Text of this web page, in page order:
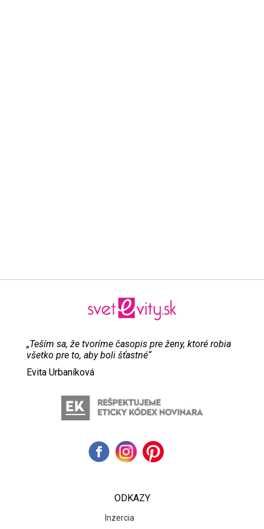
„Teším sa, že tvoríme časopis pre ženy, ktoré robia
všetko pre to, aby boli šťastné“
Evita Urbaníková
ODKAZY
Inzercia